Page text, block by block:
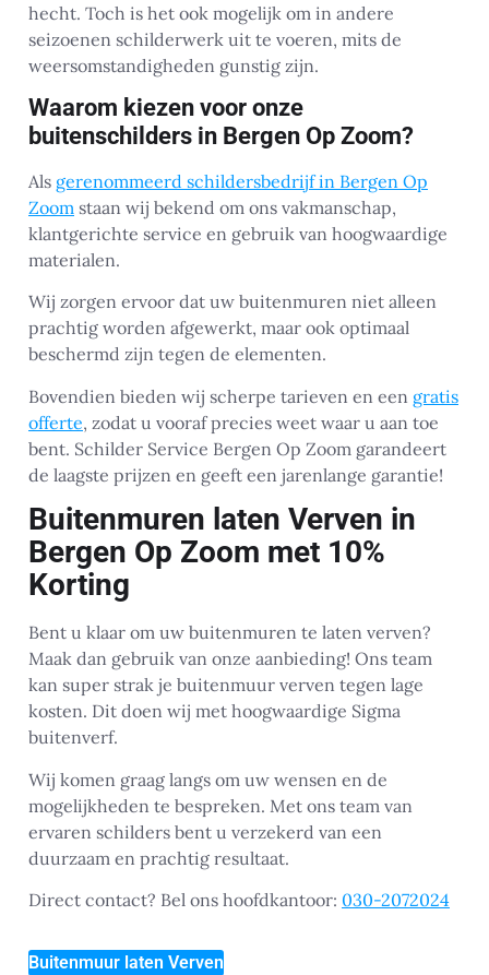
hecht. Toch is het ook mogelijk om in andere
seizoenen schilderwerk uit te voeren, mits de
weersomstandigheden gunstig zijn.
Waarom kiezen voor onze
buitenschilders in Bergen Op Zoom?
Als gerenommeerd schildersbedrijf in Bergen Op
Zoom staan wij bekend om ons vakmanschap,
klantgerichte service en gebruik van hoogwaardige
materialen.
Wij zorgen ervoor dat uw buitenmuren niet alleen
prachtig worden afgewerkt, maar ook optimaal
beschermd zijn tegen de elementen.
Bovendien bieden wij scherpe tarieven en een gratis
offerte, zodat u vooraf precies weet waar u aan toe
bent. Schilder Service Bergen Op Zoom garandeert
de laagste prijzen en geeft een jarenlange garantie!
Buitenmuren laten Verven in
Bergen Op Zoom met 10%
Korting
Bent u klaar om uw buitenmuren te laten verven?
Maak dan gebruik van onze aanbieding! Ons team
kan super strak je buitenmuur verven tegen lage
kosten. Dit doen wij met hoogwaardige Sigma
buitenverf.
Wij komen graag langs om uw wensen en de
mogelijkheden te bespreken. Met ons team van
ervaren schilders bent u verzekerd van een
duurzaam en prachtig resultaat.
Direct contact? Bel ons hoofdkantoor: 030-2072024
Buitenmuur laten Verven